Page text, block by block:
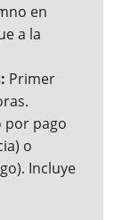
en
a la
Primer
por pago
o
Incluye